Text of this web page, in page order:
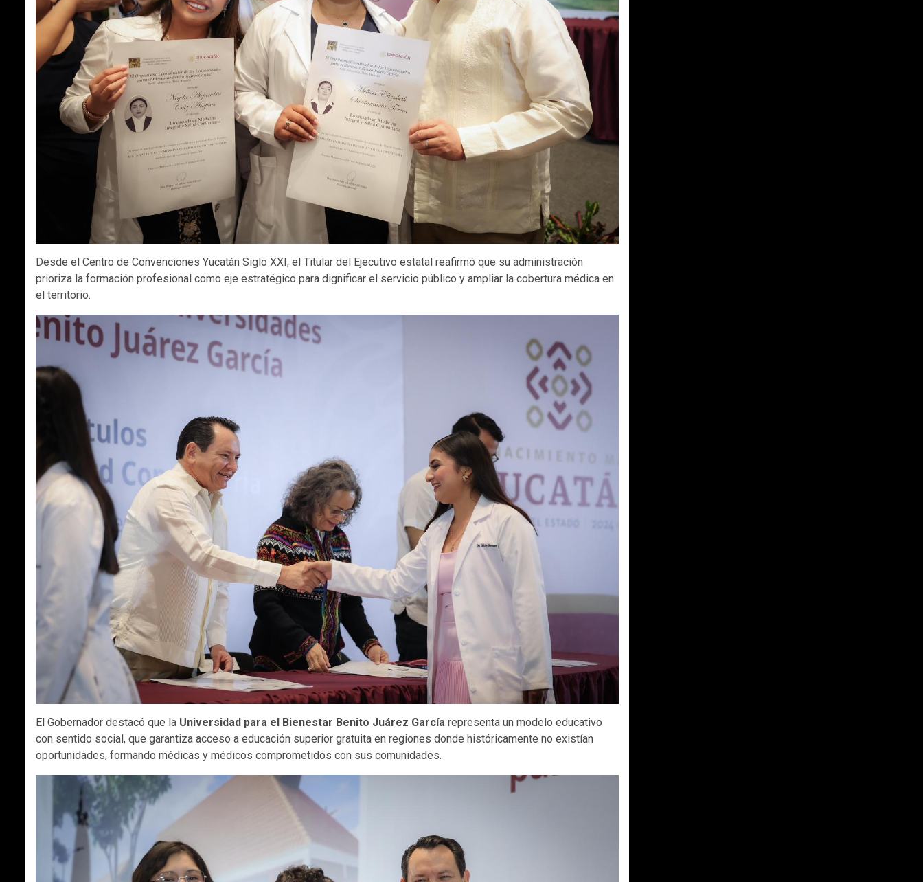
Desde el Centro de Convenciones Yucatán Siglo XXI, el Titular del Ejecutivo estatal reafirmó que su administración
prioriza la formación profesional como eje estratégico para dignificar el servicio público y ampliar la cobertura médica en
el territorio.
El Gobernador destacó que la Universidad para el Bienestar Benito Juárez García representa un modelo educativo
con sentido social, que garantiza acceso a educación superior gratuita en regiones donde históricamente no existían
oportunidades, formando médicas y médicos comprometidos con sus comunidades.